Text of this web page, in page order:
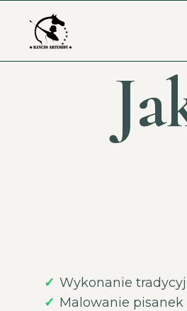
Wykonanie
Malowanie